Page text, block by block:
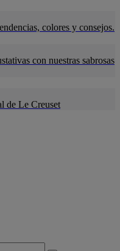
colores y consejos.
con nuestras sabrosas
de Le Creuset